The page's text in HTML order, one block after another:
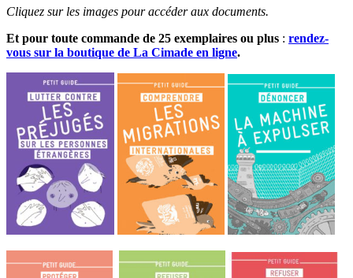
Cliquez sur les images pour accéder aux documents.
Et pour toute commande de 25 exemplaires ou plus : rendez-
vous sur la boutique de La Cimade en ligne.